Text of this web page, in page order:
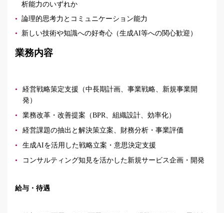
析能力のいずれか
• 論理的思考力とコミュニケーション能力
•
新しい技術や知識への好奇心（生成AI等への関心歓迎）
業務内容
経営戦略策定支援（中長期計画、事業戦略、新規事業開
発）
業務改革・改善提案（BPR、組織設計、効率化）
経営課題の抽出と解決策立案、財務分析・事業評価
生成AIを活用した戦略立案・意思決定支援
コンサルティング知見を活かした新規サービス企画・開発
給与・待遇